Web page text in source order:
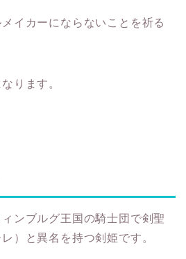
イカーにならないことを祈る
ります。
ンブルグ王国の騎士団で剣聖
）と異名を持つ剣姫です。